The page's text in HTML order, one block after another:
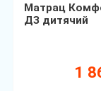
Матрац
ДЗ дитячий
1